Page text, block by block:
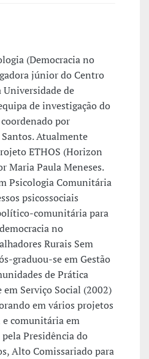
(Democracia no
júnior do Centro
Universidade de
de investigação do
por
Atualmente
ETHOS (Horizon
Maria Paula Meneses.
Psicologia Comunitária
psicossociais
comunitária para
no
Rurais Sem
graduou-se em Gestão
de Prática
Serviço Social (2002)
em vários projetos
comunitária em
Presidência do
Alto Comissariado para